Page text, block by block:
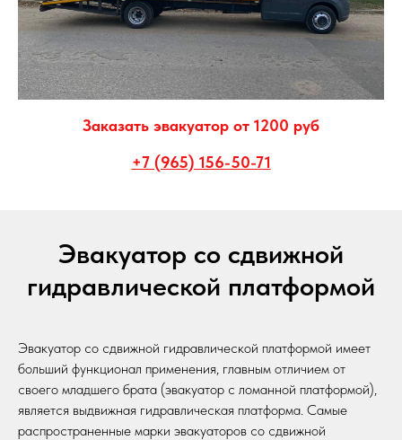
Заказать эвакуатор от 1200 руб
+7 (965) 156-50-71
Эвакуатор со сдвижной
гидравлической платформой
Эвакуатор со сдвижной гидравлической платформой имеет
больший функционал применения, главным отличием от
своего младшего брата (эвакуатор с ломанной платформой),
является выдвижная гидравлическая платформа. Самые
распространенные марки эвакуаторов со сдвижной